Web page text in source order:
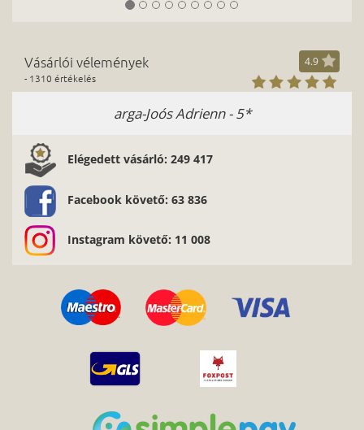
Vásárlói vélemények
- 1310 értékelés
4.9
arga-Joós Adrienn - 5*
Elégedett vásárló: 249 417
Facebook követő: 63 836
Instagram követő: 11 008